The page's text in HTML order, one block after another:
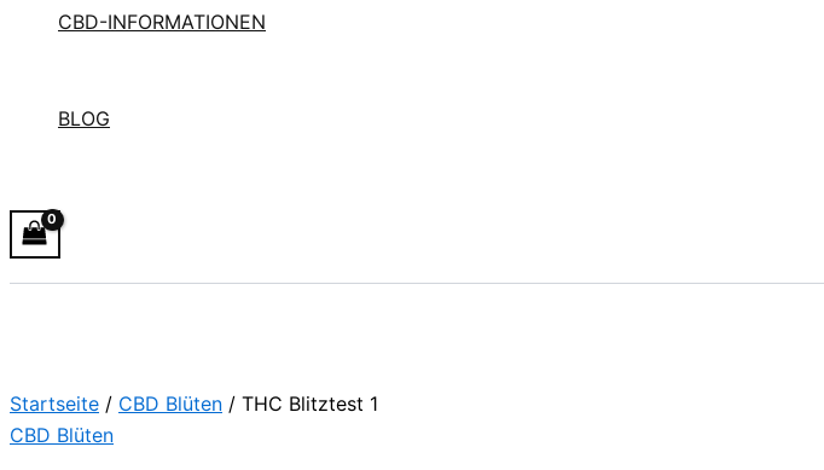
CBD-INFORMATIONEN
BLOG
Startseite / CBD Blüten / THC Blitztest 1
CBD Blüten